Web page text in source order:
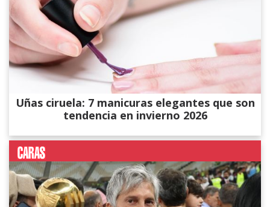
Uñas ciruela: 7 manicuras elegantes que son
tendencia en invierno 2026